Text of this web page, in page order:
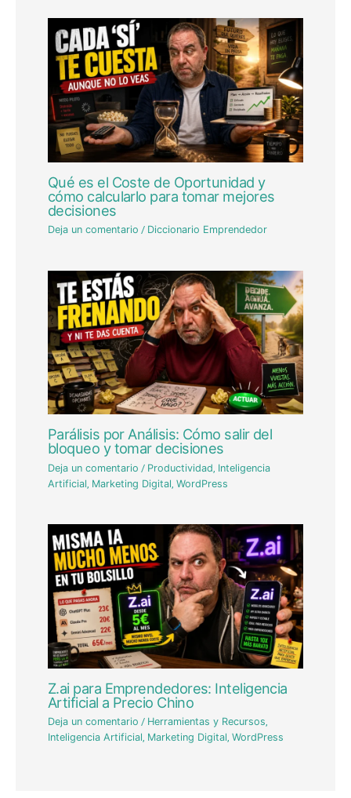
Qué es el Coste de Oportunidad y
cómo calcularlo para tomar mejores
decisiones
Deja un comentario / Diccionario Emprendedor
Parálisis por Análisis: Cómo salir del
bloqueo y tomar decisiones
Deja un comentario / Productividad Inteligencia
Artificial Marketing Digital ,WordPress
Z.ai para Emprendedores: Inteligencia
Artificial a Precio Chino
Deja un comentario / Herramientas y Recursos,
Inteligencia Artificial, Marketing Digital,WordPress